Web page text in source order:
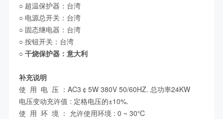
○ 超温保护器：台湾
○ 电源总开关：台湾
○ 固态继电器：台湾
○ 按钮开关：台湾
○ 干烧保护器：意大利
补充说明
使 用 电 压 ：AC3￠5W 380V 50/60HZ. 总功率24KW
电压变动充许值 : 定格电压的±10%.
使 用 环 境 ： 允许使用环境 : 0 ~ 30℃